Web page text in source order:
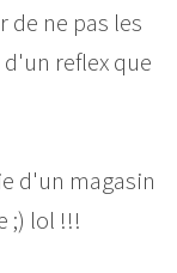
de ne pas les
reflex que
d'un magasin
;) lol !!!